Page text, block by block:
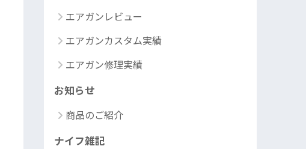
エアガンレビュー
エアガンカスタム実績
エアガン修理実績
お知らせ
商品のご紹介
ナイフ雑記